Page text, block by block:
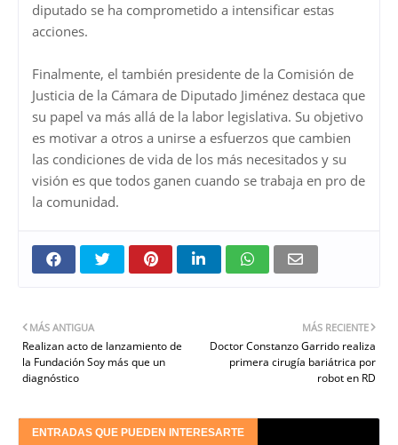
diputado se ha comprometido a intensificar estas
acciones.
Finalmente, el también presidente de la Comisión de
Justicia de la Cámara de Diputado Jiménez destaca que
su papel va más allá de la labor legislativa. Su objetivo
es motivar a otros a unirse a esfuerzos que cambien
las condiciones de vida de los más necesitados y su
visión es que todos ganen cuando se trabaja en pro de
la comunidad.
MÁS RECIENTE
Doctor Constanzo Garrido realiza
primera cirugía bariátrica por
robot en RD
MÁS ANTIGUA
Realizan acto de lanzamiento de
la Fundación Soy más que un
diagnóstico
ENTRADAS QUE PUEDEN INTERESARTE